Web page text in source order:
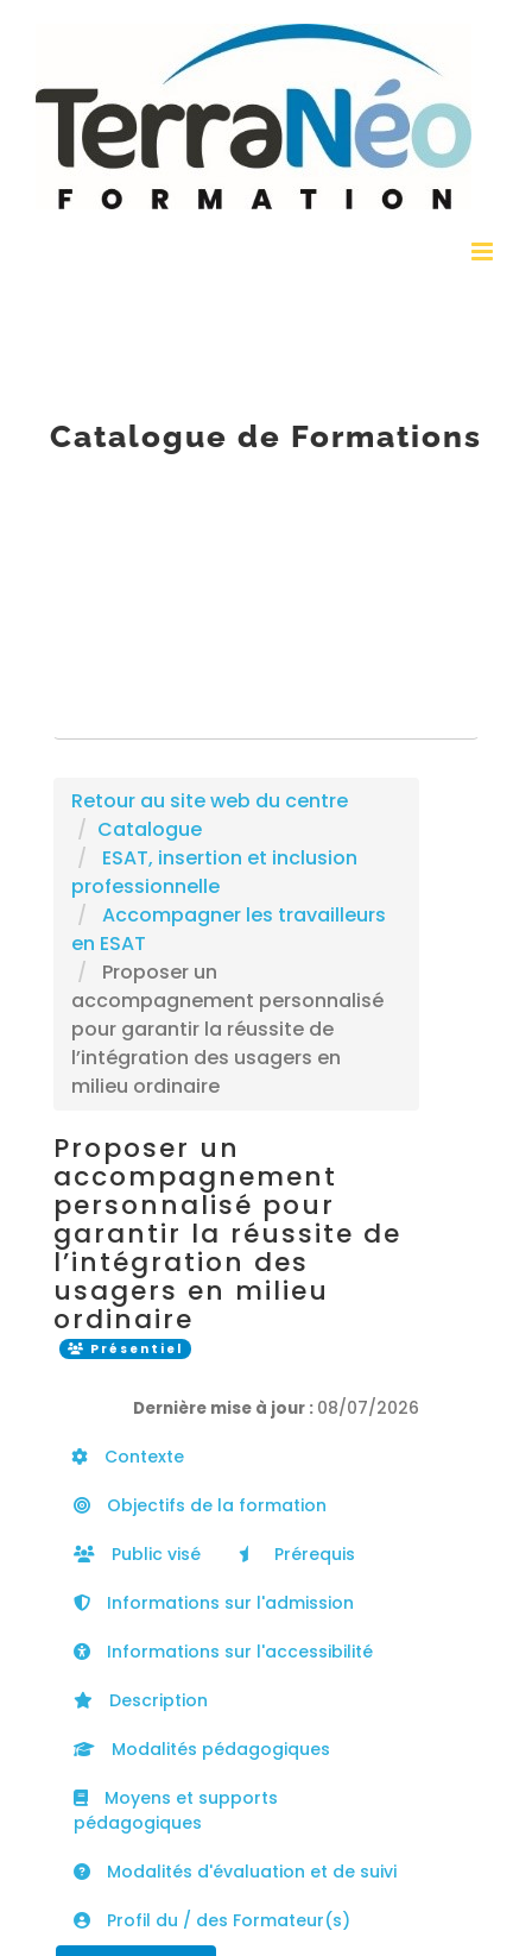
Catalogue de Formations
Retour au site web du centre
Catalogue
ESAT, insertion et inclusion
professionnelle
Accompagner les travailleurs
en ESAT
Proposer un
accompagnement personnalisé
pour garantir la réussite de
l’intégration des usagers en
milieu ordinaire
Proposer un
accompagnement
personnalisé pour
garantir la réussite de
l’intégration des
usagers en milieu
ordinaire
Présentiel
Dernière mise à jour : 08/07/2026
Contexte
Objectifs de la formation
Public visé Prérequis
Informations sur l'admission
Informations sur l'accessibilité
Description
Modalités pédagogiques
Moyens et supports
pédagogiques
Modalités d'évaluation et de suivi
Profil du / des Formateur(s)